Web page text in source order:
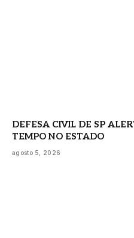
DEFESA CIVIL DE SP
TEMPO NO ESTADO
agosto 5, 2026